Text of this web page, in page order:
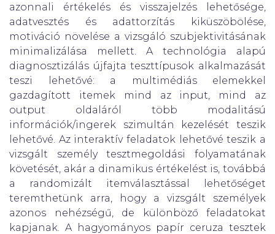
azonnali értékelés és visszajelzés lehetősége,
adatvesztés és adattorzítás kiküszöbölése,
motiváció növelése a vizsgáló szubjektivitásának
minimalizálása mellett. A technológia alapú
diagnosztizálás újfajta teszttípusok alkalmazását
teszi lehetővé: a multimédiás elemekkel
gazdagított itemek mind az input, mind az
output oldaláról több modalitású
információk/ingerek szimultán kezelését teszik
lehetővé. Az interaktív feladatok lehetővé teszik a
vizsgált személy tesztmegoldási folyamatának
követését, akár a dinamikus értékelést is, továbbá
a randomizált itemválasztással lehetőséget
teremthetünk arra, hogy a vizsgált személyek
azonos nehézségű, de különböző feladatokat
kapjanak. A hagyományos papír ceruza tesztek